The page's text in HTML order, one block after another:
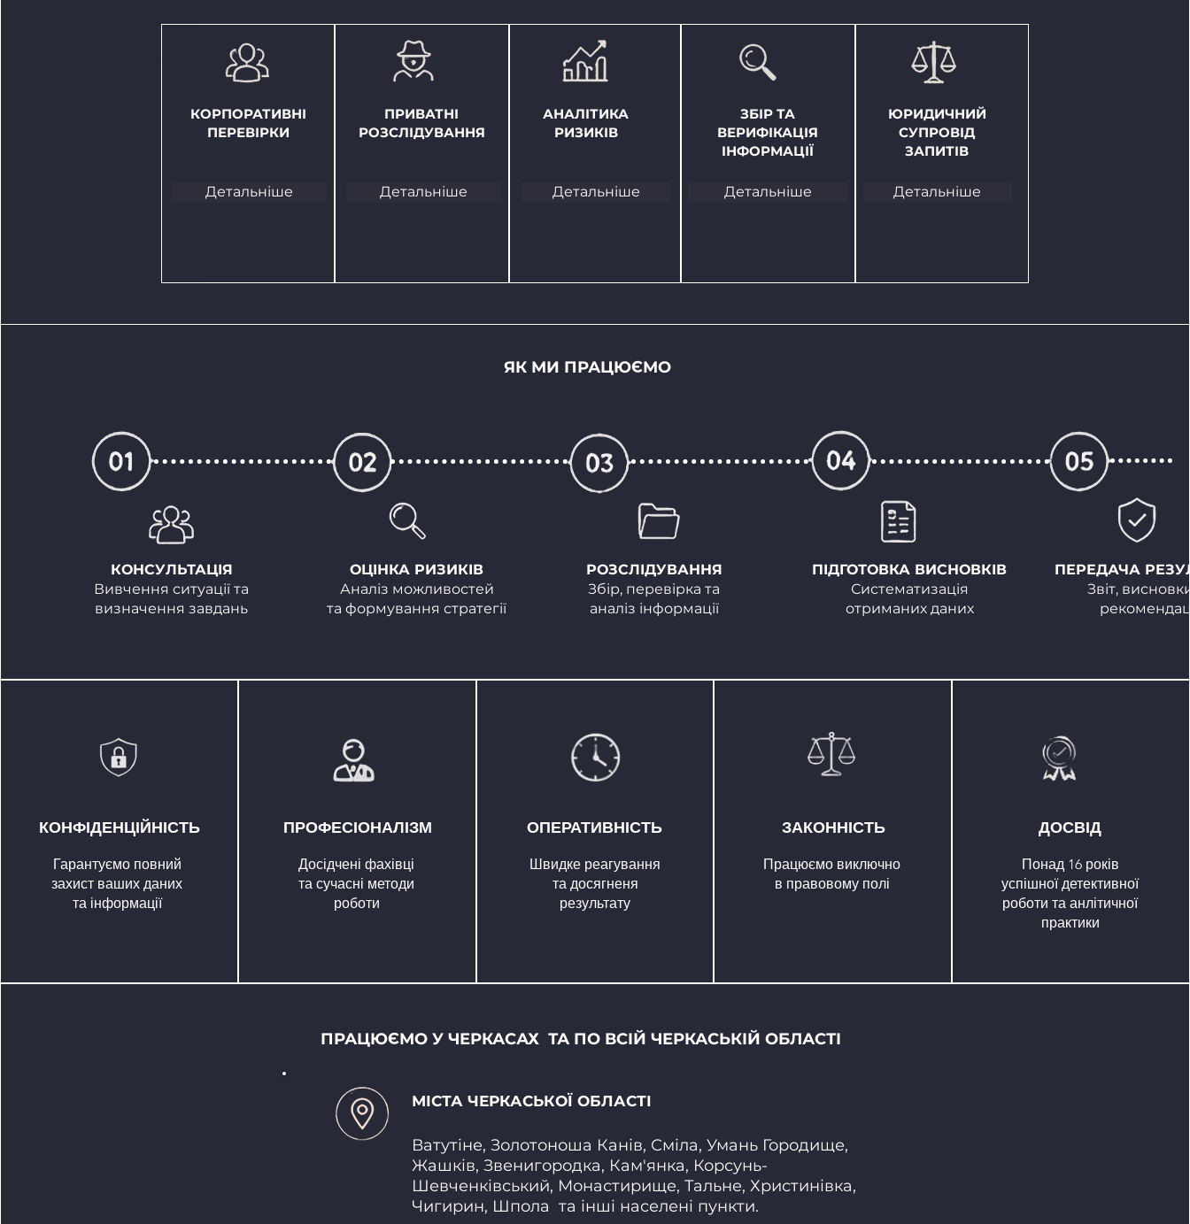
КОНФІДЕНЦІЙНІСТЬ
Гарантуємо повний
захист ваших даних
та інформації
ПРОФЕСІОНАЛІЗМ
Досідчені фахівці
та сучасні методи
роботи
ОПЕРАТИВНІСТЬ
Швидке реагування
та досягненя
результату
ЗАКОННІСТЬ
Працюємо виключно
в правовому полі
ДОСВІД
Понад 16 років
успішної детективної
роботи та анлітичної
практики
КОРПОРАТИВНІ
ПЕРЕВІРКИ
Детальніше
ПРИВАТНІ
РОЗСЛІДУВАННЯ
Детальніше
АНАЛІТИКА
РИЗИКІВ
Детальніше
ЗБІР ТА
ВЕРИФІКАЦІЯ
ІНФОРМАЦІЇ
Детальніше
ЮРИДИЧНИЙ
СУПРОВІД
ЗАПИТІВ
Детальніше
ЯК МИ ПРАЦЮЄМО
КОНСУЛЬТАЦІЯ
Вивчення ситуації та
визначення завдань
ОЦІНКА РИЗИКІВ
Аналіз можливостей
та формування стратегії
РОЗСЛІДУВАННЯ
Збір, перевірка та
аналіз інформації
ПІДГОТОВКА ВИСНОВКІВ
Систематизація
отриманих даних
ПЕРЕДАЧА
Звіт,
ПРАЦЮЄМО У ЧЕРКАСАХ ТА ПО ВСІЙ ЧЕРКАСЬКІЙ ОБЛАСТІ
МІСТА ЧЕРКАСЬКОЇ ОБЛАСТІ
Ватутіне, Золотоноша Канів, Сміла, Умань Городище,
Жашків, Звенигородка, Кам'янка, Корсунь-
Шевченківський, Монастирище, Тальне, Христинівка,
Чигирин, Шпола та інші населені пункти.